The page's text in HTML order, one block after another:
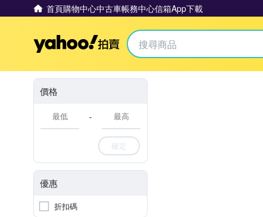
首頁購物中心中古車帳務中心信箱App下載
Yahoo拍賣
價格
-
確定
優惠
折扣碼